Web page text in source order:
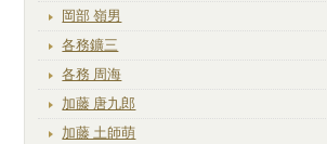
岡部 嶺男
各務鑛三
各務 周海
加藤 唐九郎
加藤 土師萌